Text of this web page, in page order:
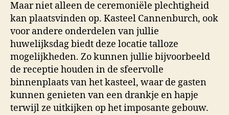
Maar niet alleen de ceremoniële plechtigheid
kan plaatsvinden op. Kasteel Cannenburch, ook
voor andere onderdelen van jullie
huwelijksdag biedt deze locatie talloze
mogelijkheden. Zo kunnen jullie bijvoorbeeld
de receptie houden in de sfeervolle
binnenplaats van het kasteel, waar de gasten
kunnen genieten van een drankje en hapje
terwijl ze uitkijken op het imposante gebouw.